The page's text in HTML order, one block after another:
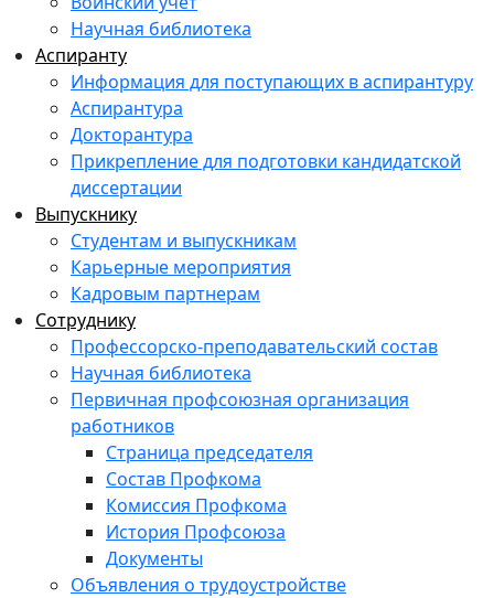
Научная библиотека
Аспиранту
Информация для поступающих в аспирантуру
Аспирантура
Докторантура
Прикрепление для подготовки кандидатской
диссертации
Выпускнику
Студентам и выпускникам
Карьерные мероприятия
Кадровым партнерам
Сотруднику
Профессорско-преподавательский состав
Научная библиотека
Первичная профсоюзная организация
работников
Страница председателя
Состав Профкома
Комиссия Профкома
История Профсоюза
Документы
Объявления о трудоустройстве